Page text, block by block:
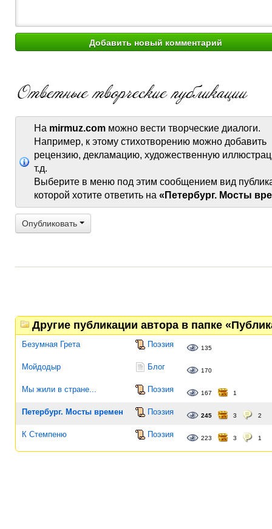
На mirmuz.com можно вести творческие диалоги.
Например, к этому стихотворению можно добавить
рецензию, декламацию, художественную
т.д.
Выберите в меню под этим сообщением вид
которой хотите ответить на «Петербург. Мосты
Опубликовать
Другие публикации автора в папке
Безумная Грета Поэзия 135
Мойдодыр Блог 170
Мы жили в стране... Поэзия 167 1
Петербург. Мосты времен Поэзия 245 3 2
К Стемпеню Поэзия 223 3 1